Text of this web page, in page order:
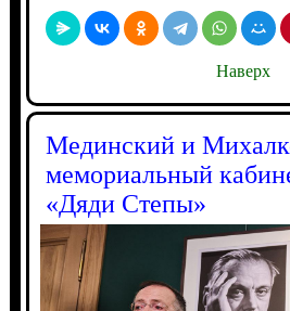
Наверх
Мединский и
мемориальный
«Дяди Степы»